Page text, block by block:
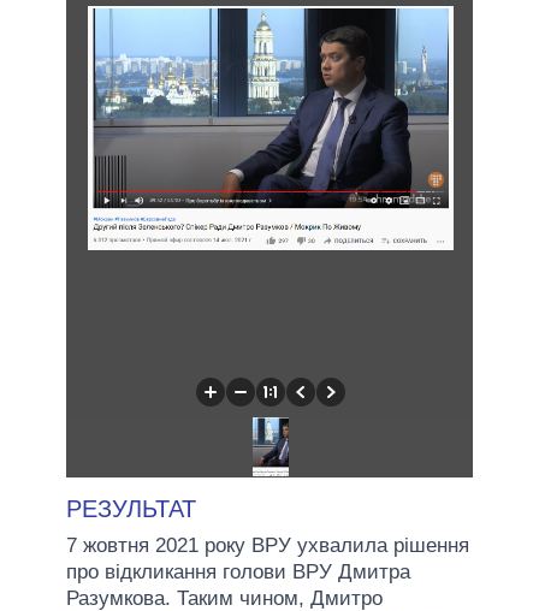
РЕЗУЛЬТАТ
7 жовтня 2021 року ВРУ ухвалила рішення
про відкликання голови ВРУ Дмитра
Разумкова. Таким чином, Дмитро